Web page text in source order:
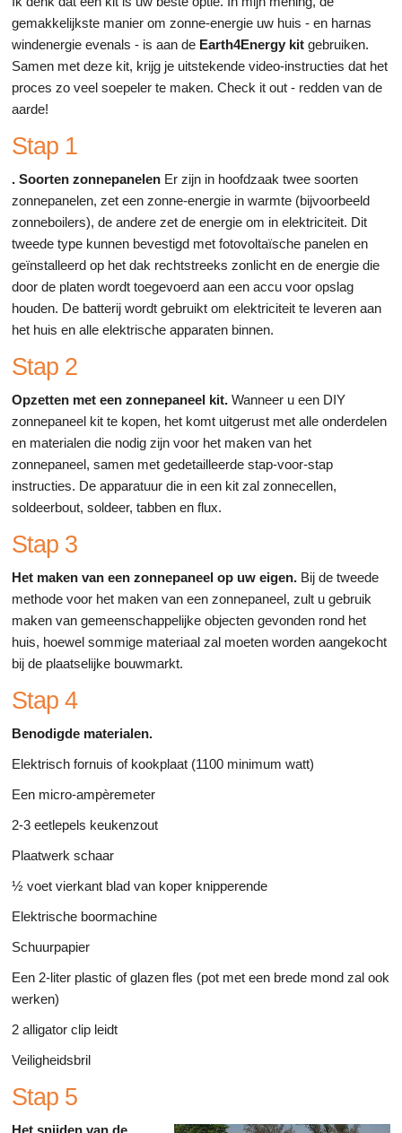
gemakkelijkste manier om zonne-energie uw huis - en harnas
windenergie evenals - is aan de Earth4Energy kit gebruiken.
Samen met deze kit, krijg je uitstekende video-instructies dat het
proces zo veel soepeler te maken. Check it out - redden van de
aarde!
Stap 1
. Soorten zonnepanelen Er zijn in hoofdzaak twee soorten
zonnepanelen, zet een zonne-energie in warmte (bijvoorbeeld
zonneboilers), de andere zet de energie om in elektriciteit. Dit
tweede type kunnen bevestigd met fotovoltaïsche panelen en
geïnstalleerd op het dak rechtstreeks zonlicht en de energie die
door de platen wordt toegevoerd aan een accu voor opslag
houden. De batterij wordt gebruikt om elektriciteit te leveren aan
het huis en alle elektrische apparaten binnen.
Stap 2
Opzetten met een zonnepaneel kit. Wanneer u een DIY
zonnepaneel kit te kopen, het komt uitgerust met alle onderdelen
en materialen die nodig zijn voor het maken van het
zonnepaneel, samen met gedetailleerde stap-voor-stap
instructies. De apparatuur die in een kit zal zonnecellen,
soldeerbout, soldeer, tabben en flux.
Stap 3
Het maken van een zonnepaneel op uw eigen. Bij de tweede
methode voor het maken van een zonnepaneel, zult u gebruik
maken van gemeenschappelijke objecten gevonden rond het
huis, hoewel sommige materiaal zal moeten worden aangekocht
bij de plaatselijke bouwmarkt.
Stap 4
Benodigde materialen.
Elektrisch fornuis of kookplaat (1100 minimum watt)
Een micro-ampèremeter
2-3 eetlepels keukenzout
Plaatwerk schaar
½ voet vierkant blad van koper knipperende
Elektrische boormachine
Schuurpapier
Een 2-liter plastic of glazen fles (pot met een brede mond zal ook
werken)
2 alligator clip leidt
Veiligheidsbril
Stap 5
Het snijden van de